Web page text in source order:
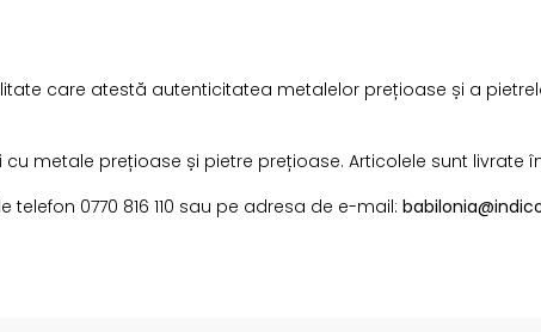
care atestă autenticitatea metalelor prețioase și a
metale prețioase și pietre prețioase. Articolele sunt livrate
0770 816 110 sau pe adresa de e-mail: